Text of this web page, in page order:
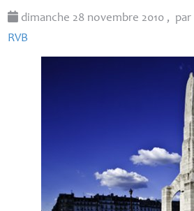
dimanche 28 novembre 2010 , par
RVB